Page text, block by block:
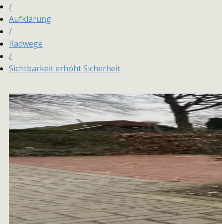
/
Aufklärung
/
Radwege
/
Sichtbarkeit erhöht Sicherheit